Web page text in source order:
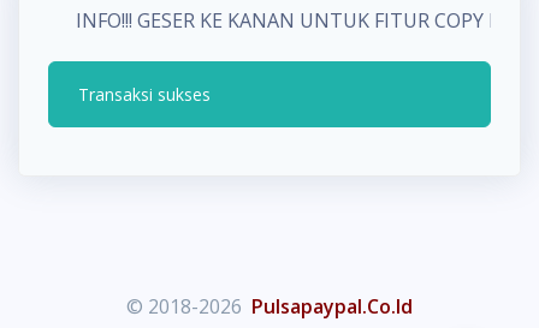
INFO!!! GESER KE KANAN UNTUK FITUR COPY
Transaksi sukses
© 2018-2026 Pulsapaypal.Co.Id